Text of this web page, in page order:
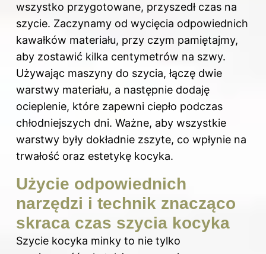
wszystko przygotowane, przyszedł czas na
szycie. Zaczynamy od wycięcia odpowiednich
kawałków materiału, przy czym pamiętajmy,
aby zostawić kilka centymetrów na szwy.
Używając maszyny do szycia, łączę dwie
warstwy materiału, a następnie dodaję
ocieplenie, które zapewni ciepło podczas
chłodniejszych dni. Ważne, aby wszystkie
warstwy były dokładnie zszyte, co wpłynie na
trwałość oraz estetykę kocyka.
Użycie odpowiednich
narzędzi i technik znacząco
skraca czas szycia kocyka
Szycie kocyka minky to nie tylko